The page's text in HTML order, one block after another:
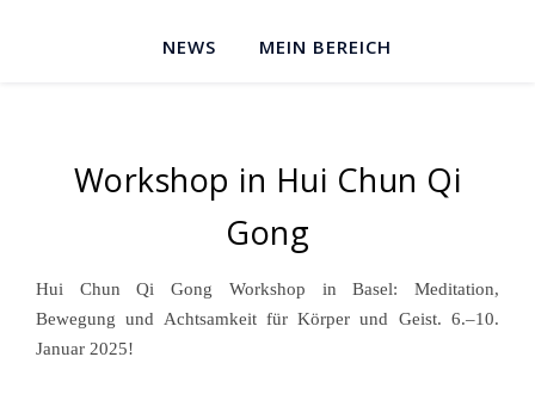
NEWS MEIN BEREICH
Workshop in Hui Chun Qi
Gong
Hui Chun Qi Gong Workshop in Basel: Meditation,
Bewegung und Achtsamkeit für Körper und Geist. 6.–10.
Januar 2025!